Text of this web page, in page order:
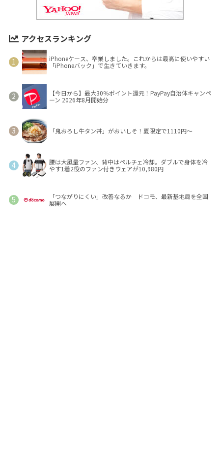
アクセスランキング
iPhoneケース、卒業しました。これからは最高に使いやすい
「iPhoneバック」で生きていきます。
【今日から】最大30％ポイント還元！PayPay自治体キャンペ
ーン 2026年8月開始分
「鬼おろし牛タン丼」がおいしそ！夏限定で1110円～
腰は大風量ファン、背中はペルチェ冷却。ダブルで身体を冷
やす1着2役のファン付きウェアが10,980円
「つながりにくい」改善なるか ドコモ、最新基地局を全国
展開へ